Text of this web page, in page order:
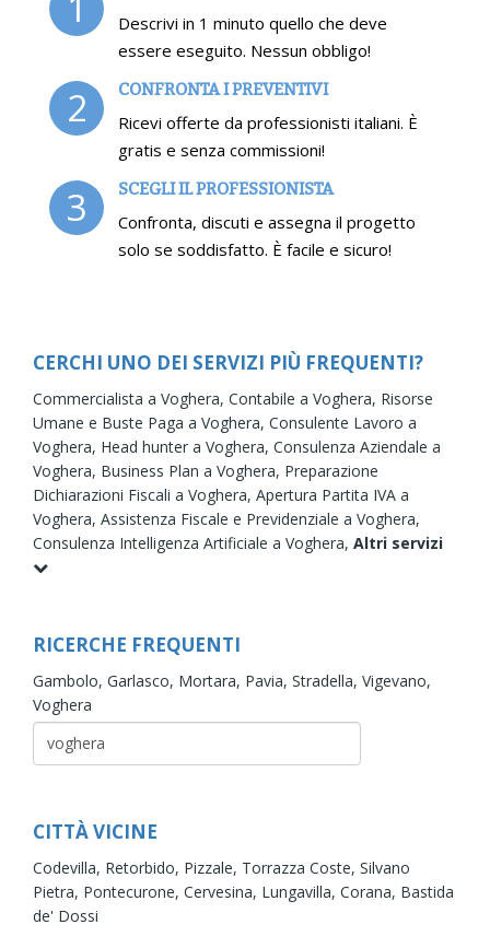
Descrivi in 1 minuto quello che deve
essere eseguito. Nessun obbligo!
2 CONFRONTA I PREVENTIVI
Ricevi offerte da professionisti italiani. È
gratis e senza commissioni!
3 SCEGLI IL PROFESSIONISTA
Confronta, discuti e assegna il progetto
solo se soddisfatto. È facile e sicuro!
CERCHI UNO DEI SERVIZI PIÙ FREQUENTI?
Commercialista a Voghera, Contabile a Voghera, Risorse
Umane e Buste Paga a Voghera, Consulente Lavoro a
Voghera, Head hunter a Voghera, Consulenza Aziendale a
Voghera, Business Plan a Voghera, Preparazione
Dichiarazioni Fiscali a Voghera, Apertura Partita IVA a
Voghera, Assistenza Fiscale e Previdenziale a Voghera,
Consulenza Intelligenza Artificiale a Voghera, Altri servizi
RICERCHE FREQUENTI
Gambolo, Garlasco, Mortara, Pavia, Stradella, Vigevano,
Voghera
CITTÀ VICINE
Codevilla, Retorbido, Pizzale, Torrazza Coste, Silvano
Pietra, Pontecurone, Cervesina, Lungavilla, Corana, Bastida
de' Dossi